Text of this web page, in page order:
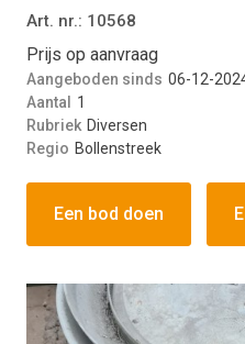
Art. nr.: 10568
Prijs op aanvraag
Aangeboden sinds 06-12-
Aantal
1
Rubriek Diversen
Regio Bollenstreek
Een bod doen